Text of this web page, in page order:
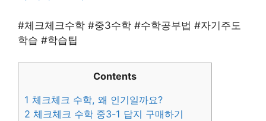
#체크체크수학 #중3수학 #수학공부법 #자기주도
학습 #학습팁
Contents
1 체크체크 수학, 왜 인기일까요?
2 체크체크 수학 중3-1 답지 구매하기